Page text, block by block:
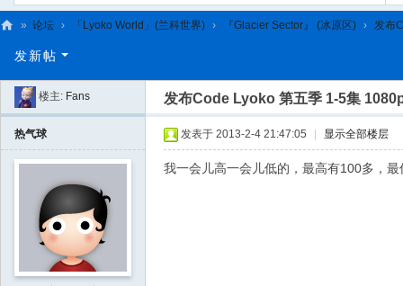
L
» 论坛 › 「Lyoko World」(兰科世界) › 『Glacier Sector』 (冰原区) › 发布
发新帖
楼主: Fans 发布Code Lyoko 第五季 1-5集
热气球 发表于 2013-2-4 21:47:05 显示全部楼层
我一会儿高一会儿低的，最高有100多，最